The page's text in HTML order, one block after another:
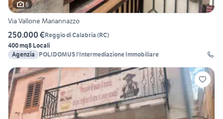
6
Via Vallone Mariannazzo
250.000 €Reggio di Calabria (RC)
400 mq8 Locali
Agenzia
POLIDOMUS l'Intermediazione Immobiliare